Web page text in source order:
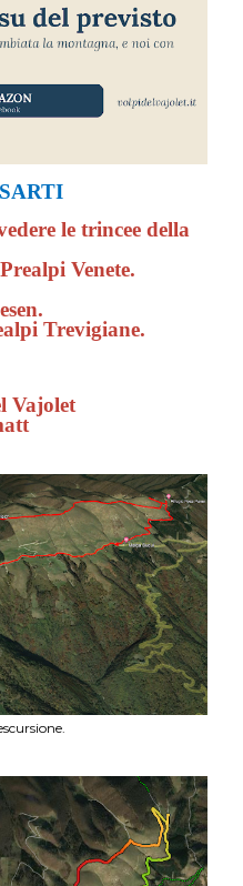
le trincee della
Venete.
Trevigiane.
Vajolet